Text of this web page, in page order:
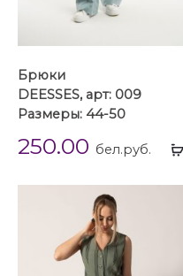
Брюки
DEESSES, арт: 009
Размеры: 44-50
250.00 бел.руб.